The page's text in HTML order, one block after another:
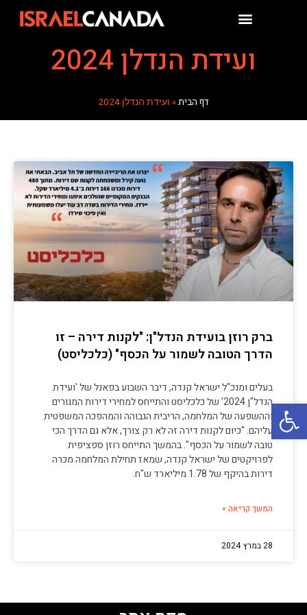
פתח סרגל נגישות
ועידת הנדלן 2024
דף הבית» ועידת הנדלן 2024
ברק רוזן בועידת הנדל"ן: "לקנות דירה – זו
הדרך הטובה לשמור על הכסף" (כלכליסט)
בעלים ומנכ"ל ישראל קנדה, דיבר השבוע בפאנל של 'ועידת
הנדל"ן 2024' של כלכליסט והתייחס למחירי דירות המגורים
וההשפעה של המלחמה, הריבית הגבוהה והמהפכה המשפטית
עליהם. "כיום לקנות דירה זה לא רק צורך, אלא גם הדרך הכי
טובה לשמור על הכסף". בהמשך התייחס רוזן ספציפית
לפרויקטים של ישראל קנדה, שמאז תחילת המלחמה מכרה
דירות בהיקף של 1.78 מיליארד ש"ח.
המשך קריאה »
28 במרץ 2024